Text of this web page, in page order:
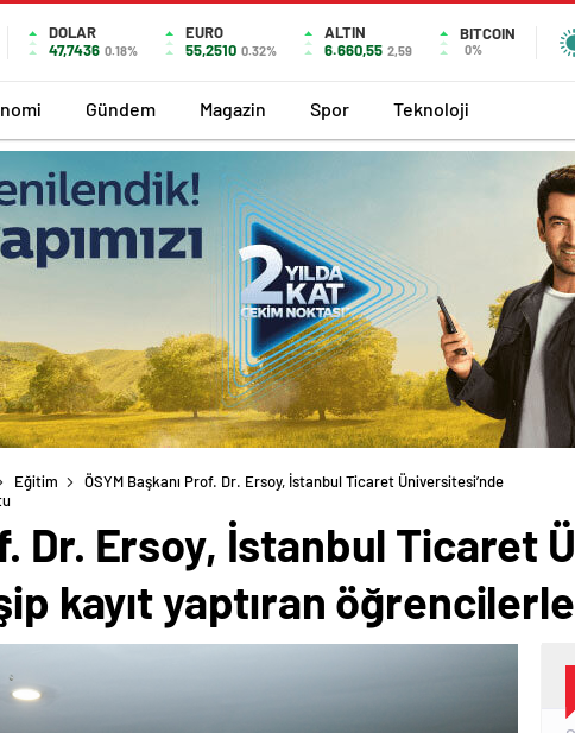
DOLAR
47,7436 0.18%
EURO
55,2510 0.32%
ALTIN
6.660,55 2,59
BITCOIN
0%
Gündem Magazin Spor Teknoloji
Eğitim
ÖSYM Başkanı Prof. Dr. Ersoy, İstanbul Ticaret Üniversitesi’nde
Dr. Ersoy, İstanbul Ticaret
kayıt yaptıran